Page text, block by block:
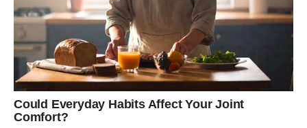
Ali sudbina vam poručuje da dobro razmislite prije nego
što donesete odluku.
Vaša energija postaje mnogo jača
Najveća promjena koja vam dolazi jeste ona unutrašnja.